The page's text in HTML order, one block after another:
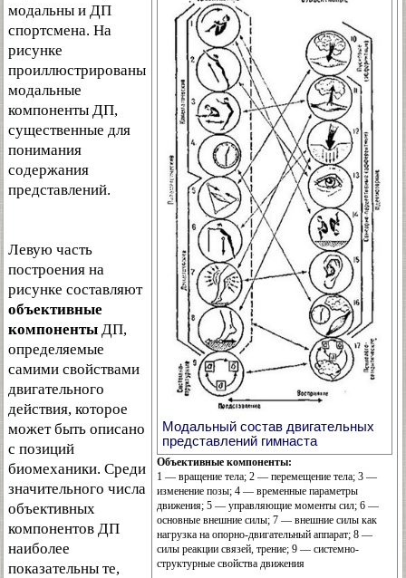
Модальный состав двигательных
представлений гимнаста
Объективные компоненты:
1 — вращение тела; 2 — перемещение тела; 3 —
изменение позы; 4 — временные параметры
движения; 5 — управляющие моменты сил; 6 —
основные внешние силы; 7 — внешние силы как
нагрузка на опорно-двигательный аппарат; 8 —
силы реакции связей, трение; 9 — системно-
структурные свойства движения
модальны и ДП
спортсмена. На
рисунке
проиллюстрированы
модальные
компоненты ДП,
существенные для
понимания
содержания
представлений.
Левую часть
построения на
рисунке составляют
объективные
компоненты ДП,
определяемые
самими свойствами
двигательного
действия, которое
может быть описано
с позиций
биомеханики. Среди
значительного числа
объективных
компонентов ДП
наиболее
показательны те,